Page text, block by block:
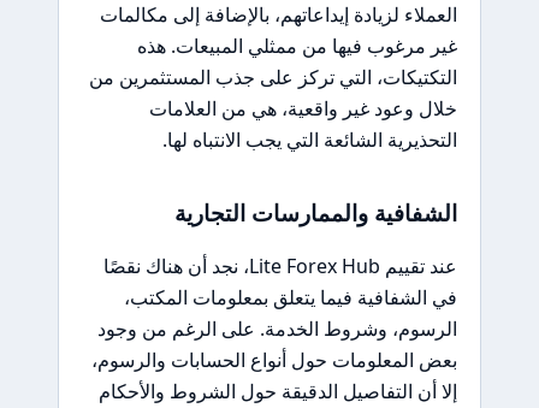
العملاء لزيادة إيداعاتهم، بالإضافة إلى مكالمات
غير مرغوب فيها من ممثلي المبيعات. هذه
التكتيكات، التي تركز على جذب المستثمرين من
خلال وعود غير واقعية، هي من العلامات
التحذيرية الشائعة التي يجب الانتباه لها.
الشفافية والممارسات التجارية
عند تقييم Lite Forex Hub، نجد أن هناك نقصًا
في الشفافية فيما يتعلق بمعلومات المكتب،
الرسوم، وشروط الخدمة. على الرغم من وجود
بعض المعلومات حول أنواع الحسابات والرسوم،
إلا أن التفاصيل الدقيقة حول الشروط والأحكام